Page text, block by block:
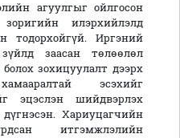
агуулгыг ойлгосон
илэрхийлэлд
Иргэний
заасан төлөөлөл
зохицуулалт дээрх
эсэхийг
эцэслэн шийдвэрлэх
Хариуцагчийн
итгэмжлэлийн